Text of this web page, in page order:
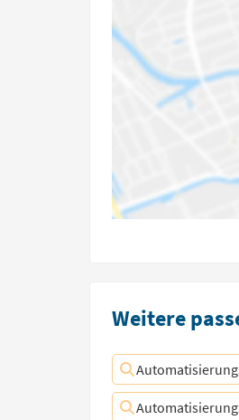
Weitere